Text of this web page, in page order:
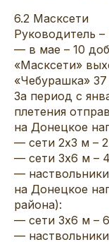
6.2 Масксети
Руководитель
— в мае – 10
«Масксети»
«Чебурашка»
За период с
плетения
на Донецкое
— сети 2х3 м –
— сети 3х6 м –
—
на Донецкое
района):
— сети 3х6 м –
—